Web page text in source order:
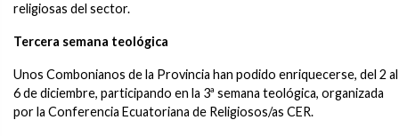
religiosas del sector.
Tercera semana teológica
Unos Combonianos de la Provincia han podido enriquecerse, del 2 al
6 de diciembre, participando en la 3ª semana teológica, organizada
por la Conferencia Ecuatoriana de Religiosos/as CER.